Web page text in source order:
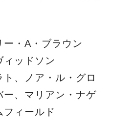
・A・ブラウン
ィッドソン
、ノア・ル・グロ
ー、マリアン・ナゲ
フィールド